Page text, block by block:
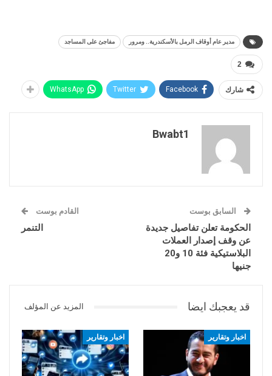
مدير عام أوقاف الرمل بالأسكندرية.. ومرور مفاجئ على المساجد
2
شارك Facebook
Twitter
WhatsApp
Bwabt1
السابق بوست
الحكومة تعلن تفاصيل جديدة
عن وقف إصدار العملات
البلاستيكية فئة 10 و20
جنيها
القادم بوست
التنمر
قد يعجبك ايضا المزيد عن المؤلف
اخبار وتقارير اخبار وتقارير